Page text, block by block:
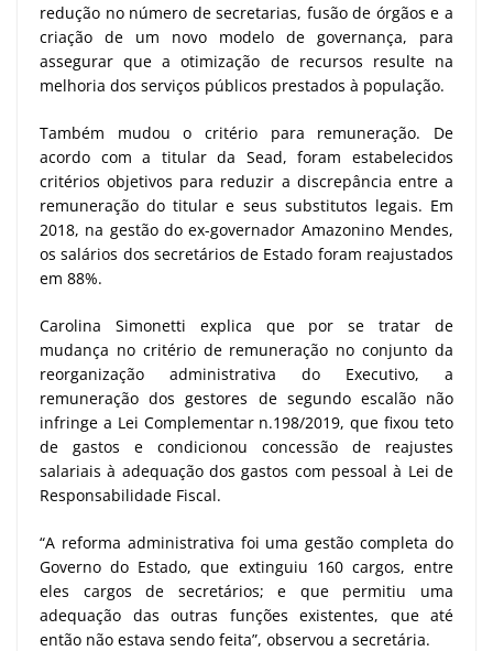
redução no número de secretarias, fusão de órgãos e a
criação de um novo modelo de governança, para
assegurar que a otimização de recursos resulte na
melhoria dos serviços públicos prestados à população.
Também mudou o critério para remuneração. De
acordo com a titular da Sead, foram estabelecidos
critérios objetivos para reduzir a discrepância entre a
remuneração do titular e seus substitutos legais. Em
2018, na gestão do ex-governador Amazonino Mendes,
os salários dos secretários de Estado foram reajustados
em 88%.
Carolina Simonetti explica que por se tratar de
mudança no critério de remuneração no conjunto da
reorganização administrativa do Executivo, a
remuneração dos gestores de segundo escalão não
infringe a Lei Complementar n.198/2019, que fixou teto
de gastos e condicionou concessão de reajustes
salariais à adequação dos gastos com pessoal à Lei de
Responsabilidade Fiscal.
“A reforma administrativa foi uma gestão completa do
Governo do Estado, que extinguiu 160 cargos, entre
eles cargos de secretários; e que permitiu uma
adequação das outras funções existentes, que até
então não estava sendo feita”, observou a secretária.